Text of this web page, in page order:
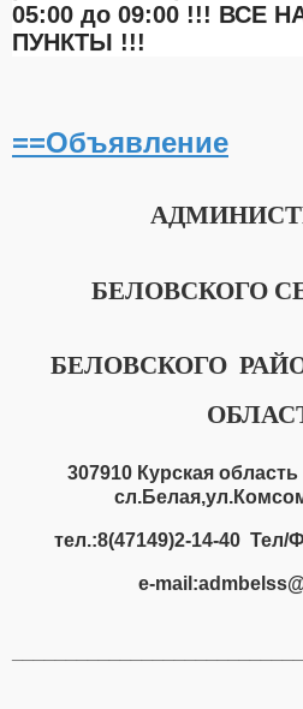
05:00 до 09:00 !!! ВСЕ
ПУНКТЫ !!!
==Объявление
БЕЛОВСКОГО
БЕЛОВСКОГО
307910 Курская
тел.:8(47149)2-14-40 Тел/
e-mail :admbelss